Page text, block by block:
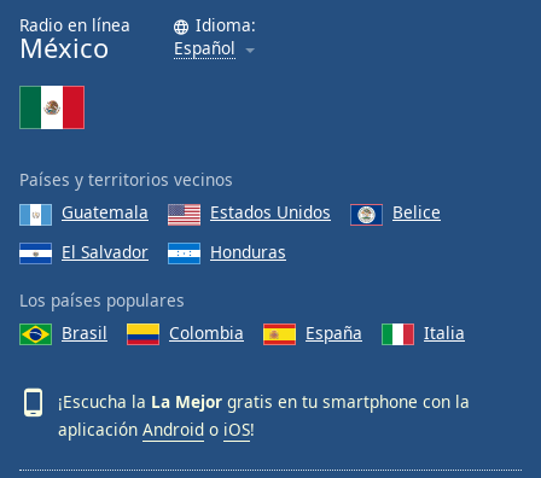
Radio en línea
México
Idioma:
Español
Países y territorios vecinos
Guatemala
Estados Unidos
Belice
El Salvador
Honduras
Los países populares
Brasil
Colombia España Italia
¡Escucha la La Mejor gratis en tu smartphone con la
aplicación Android o iOS!